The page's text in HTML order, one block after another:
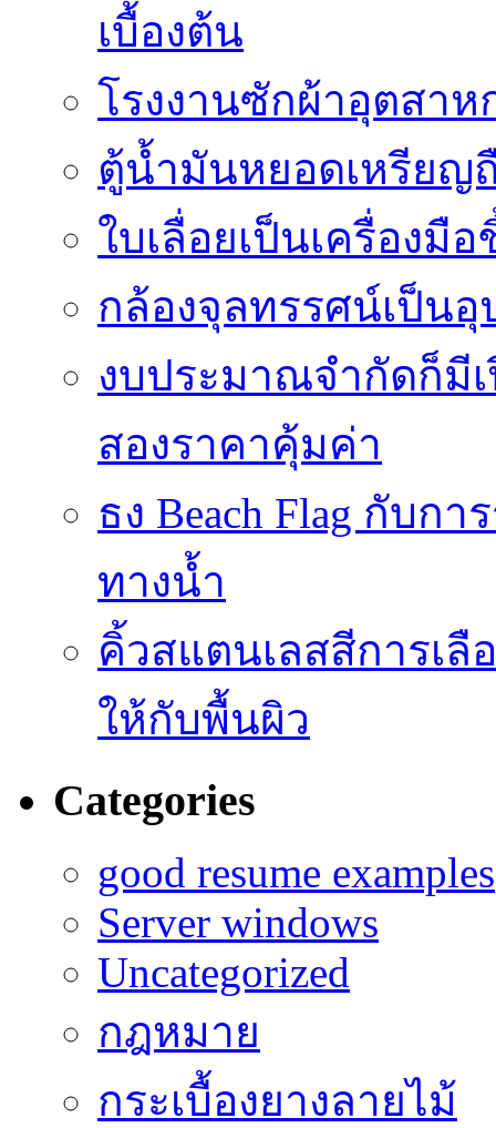
เบื้องต้น
โรงงานซักผ้าอุตสา
ตู้น้ำมันหยอดเหรียญ
ใบเลื่อยเป็นเครื่อง
กล้องจุลทรรศน์เป็น
งบประมาณจำกัดก็มี
สองราคาคุ้มค่า
ธง Beach Flag กับก
ทางน้ำ
คิ้วสแตนเลสสีการเลื
ให้กับพื้นผิว
Categories
good resume examples
Server windows
Uncategorized
กฎหมาย
กระเบื้องยางลายไม้